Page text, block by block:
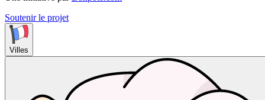
Soutenir le projet
Villes